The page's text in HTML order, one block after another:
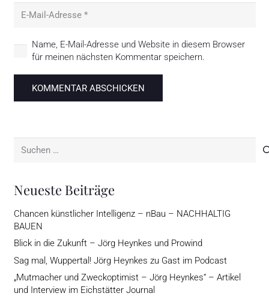
Name, E-Mail-Adresse und Website in diesem Browser
für meinen nächsten Kommentar speichern.
KOMMENTAR ABSCHICKEN
Suchen
Neueste Beiträge
Chancen künstlicher Intelligenz – nBau – NACHHALTIG
BAUEN
Blick in die Zukunft – Jörg Heynkes und Prowind
Sag mal, Wuppertal! Jörg Heynkes zu Gast im Podcast
„Mutmacher und Zweckoptimist – Jörg Heynkes“ – Artikel
und Interview im Eichstätter Journal